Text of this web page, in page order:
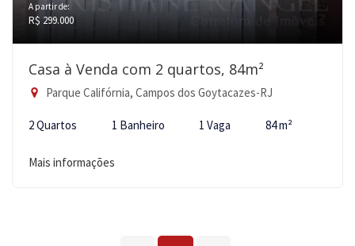
A partir de:
R$ 299.000
Casa à Venda com 2 quartos, 84m²
Parque Califórnia, Campos dos Goytacazes-RJ
2 Quartos 1 Banheiro 1 Vaga 84 m²
Mais informações